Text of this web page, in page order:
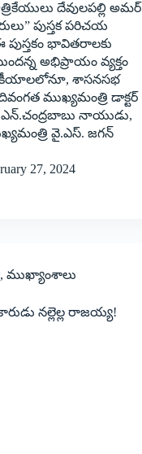
దేవులపల్లి అమర్
పుస్తక పరిచయ
పుస్తకం భావితరాలకు
అభిప్రాయం వ్యక్తం
శాసనసభ
ముఖ్యమంత్రి డాక్టర్
నాయుడు,
వై.ఎస్. జగన్
27, 2024
,ముఖ్యాంశాలు
నల్లెల్ల రాజయ్య!